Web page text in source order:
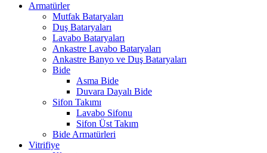
Armatürler
Mutfak Bataryaları
Duş Bataryaları
Lavabo Bataryaları
Ankastre Lavabo Bataryaları
Ankastre Banyo ve Duş Bataryaları
Bide
Asma Bide
Duvara Dayalı Bide
Sifon Takımı
Lavabo Sifonu
Sifon Üst Takım
Bide Armatürleri
Vitrifiye